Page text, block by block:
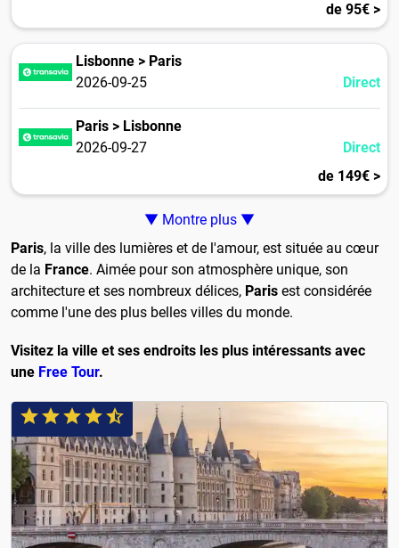
de 95€ >
Lisbonne > Paris
2026-09-25
Direct
Paris > Lisbonne
2026-09-27
Direct
de 149€ >
▼ Montre plus ▼
Paris, la ville des lumières et de l'amour, est située au cœur
de la France. Aimée pour son atmosphère unique, son
architecture et ses nombreux délices, Paris est considérée
comme l'une des plus belles villes du monde.
Visitez la ville et ses endroits les plus intéressants avec
une Free Tour.